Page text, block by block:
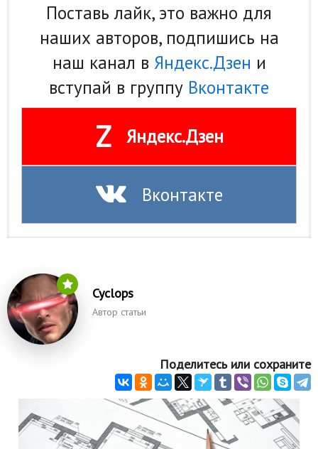
Поставь лайк, это важно для
наших авторов, подпишись на
наш канал в Яндекс.Дзен и
вступай в группу Вконтакте
Z Яндекс.Дзен
Вконтакте
Cyclops
Автор статьи
Поделитесь или сохраните